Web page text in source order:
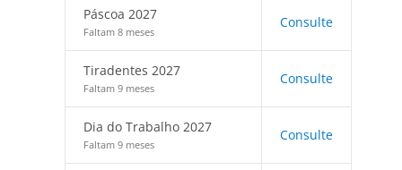
Páscoa 2027
Faltam 8 meses
Consulte
Tiradentes 2027
Faltam 9 meses
Consulte
Dia do Trabalho 2027
Faltam 9 meses
Consulte